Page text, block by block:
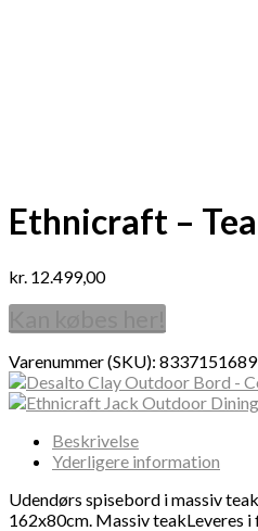
Ethnicraft –
kr. 12.499,00
Varenummer (SKU):
Beskrivelse
Yderligere information
Udendørs spisebord i massiv
162x80cm. Massiv teakLeveres i